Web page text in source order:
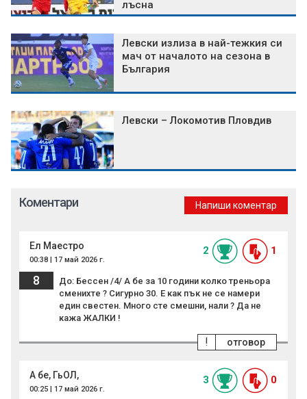
лъсна
Левски излиза в най-тежкия си
мач от началото на сезона в
България
Левски – Локомотив Пловдив
Коментари Напиши коментар
Ел Маестро
00:38 | 17 май 2026 г.
2 1
8
До: Бессен /4/ А бе за 10 години колко треньора
сменихте ? Сигурно 30. Е как пък не се намери
един свестен. Много сте смешни, нали ? Да не
кажа ЖАЛКИ !
отговор
!
А бе, ГьОЛ,
00:25 | 17 май 2026 г.
3 0